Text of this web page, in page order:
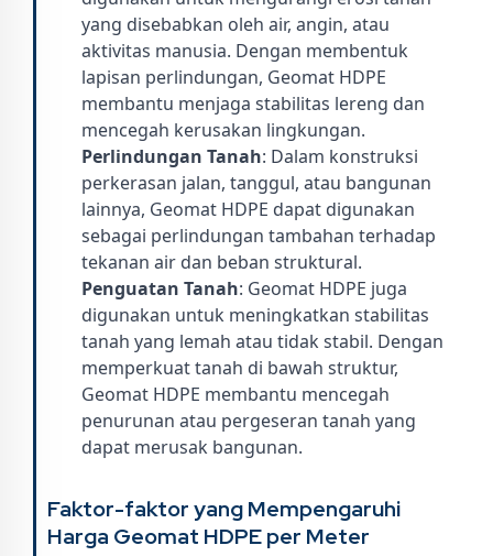
yang disebabkan oleh air, angin, atau
aktivitas manusia. Dengan membentuk
lapisan perlindungan, Geomat HDPE
membantu menjaga stabilitas lereng dan
mencegah kerusakan lingkungan.
Perlindungan Tanah: Dalam konstruksi
perkerasan jalan, tanggul, atau bangunan
lainnya, Geomat HDPE dapat digunakan
sebagai perlindungan tambahan terhadap
tekanan air dan beban struktural.
Penguatan Tanah: Geomat HDPE juga
digunakan untuk meningkatkan stabilitas
tanah yang lemah atau tidak stabil. Dengan
memperkuat tanah di bawah struktur,
Geomat HDPE membantu mencegah
penurunan atau pergeseran tanah yang
dapat merusak bangunan.
Faktor-faktor yang Mempengaruhi
Harga Geomat HDPE per Meter